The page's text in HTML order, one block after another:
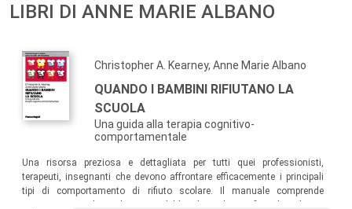
LIBRI DI ANNE MARIE ALBANO
Christopher A. Kearney, Anne Marie Albano
QUANDO I BAMBINI RIFIUTANO LA
SCUOLA
Una guida alla terapia cognitivo-
comportamentale
Una risorsa preziosa e dettagliata per tutti quei professionisti,
terapeuti, insegnanti che devono affrontare efficacemente i principali
tipi di comportamento di rifiuto scolare. Il manuale comprende